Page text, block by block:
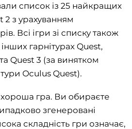
список із 25 найкращих
2 з урахуванням
Всі ігри зі списку також
гарнітурах Quest,
Quest 3 (за винятком
Oculus Quest).
хороша гра. Ви обираєте
згенеровані
складність гри означає,